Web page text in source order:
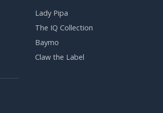
Lady Pipa
The IQ Collection
Baymo
Claw the Label